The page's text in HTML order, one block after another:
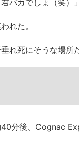
バカでしょ（笑）」
れた。
れ死にそうな場所
分後、Cognac